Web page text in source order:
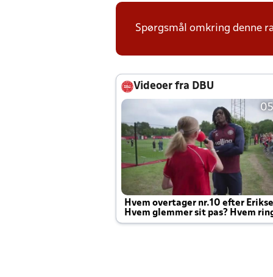
Spørgsmål omkring denne
Videoer fra DBU
Hvem overtager nr.10 efter
Hvem glemmer sit pas? Hvem
Joachim altid til efter kampe?